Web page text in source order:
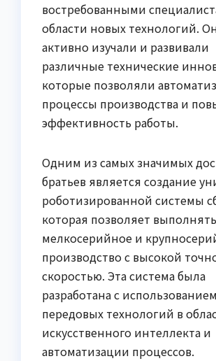
востребованными
области новых технологий.
активно изучали и развивали
различные технические
которые позволяли
процессы производства и
эффективность работы.
Одним из самых значимых
братьев является создание
роботизированной системы
которая позволяет выполнять
мелкосерийное и
производство с высокой
скоростью. Эта система была
разработана с использованием
передовых технологий в
искусственного интеллекта и
автоматизации процессов.